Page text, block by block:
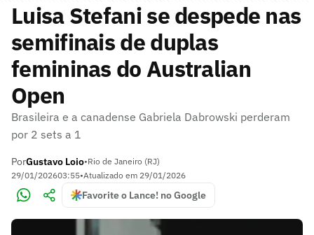
Luisa Stefani se despede nas
semifinais de duplas
femininas do Australian
Open
Brasileira e a canadense Gabriela Dabrowski perderam
por 2 sets a 1
PorGustavo Loio•Rio de Janeiro (RJ)
29/01/202603:55•Atualizado em 29/01/2026
Favorite o Lance! no Google